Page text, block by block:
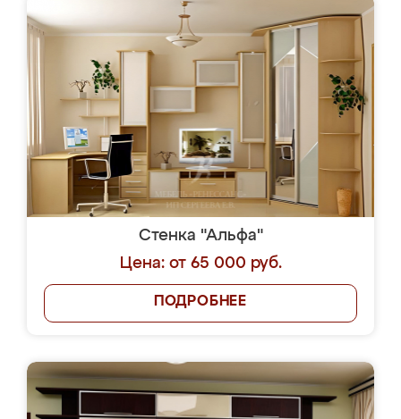
Стенка "Альфа"
Цена: от 65 000 руб.
ПОДРОБНЕЕ